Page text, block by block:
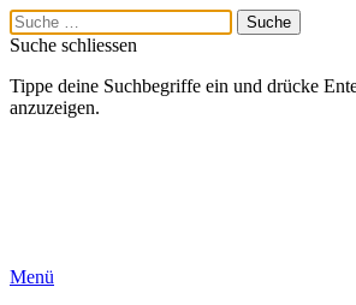
Suche schliessen
Tippe deine Suchbegriffe ein und drücke
anzuzeigen.
Menü